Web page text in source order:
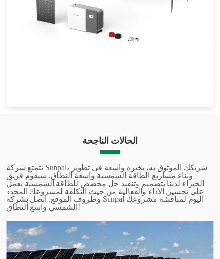
الحالات الناجحة
تتمتع شركة Sunpal، شريكك الموثوق به، بخبرة واسعة في تطوير
وبناء مشاريع الطاقة الشمسية واسعة النطاق. سيقوم فريق
الخبراء لدينا بتصميم وتنفيذ حل مخصص للطاقة الشمسية يعمل
على تحسين الأداء والفعالية من حيث التكلفة لمشروعك المحدد
وظروف الموقع. اتصل بشركة Sunpal اليوم لمناقشة مشروعك
الشمسي واسع النطاق!